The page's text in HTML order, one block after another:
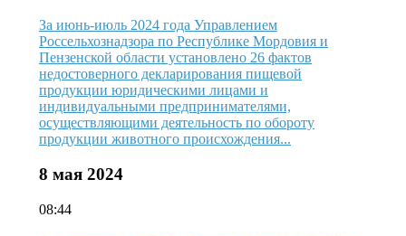
За июнь-июль 2024 года Управлением
Россельхознадзора по Республике Мордовия и
Пензенской области установлено 26 фактов
недостоверного декларирования пищевой
продукции юридическими лицами и
индивидуальными предпринимателями,
осуществляющими деятельность по обороту
продукции животного происхождения...
8 мая 2024
08:44